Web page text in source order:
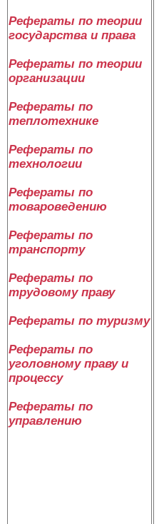
Рефераты по теории
государства и права
Рефераты по теории
организации
Рефераты по
теплотехнике
Рефераты по
технологии
Рефераты по
товароведению
Рефераты по
транспорту
Рефераты по
трудовому праву
Рефераты по туризму
Рефераты по
уголовному праву и
процессу
Рефераты по
управлению